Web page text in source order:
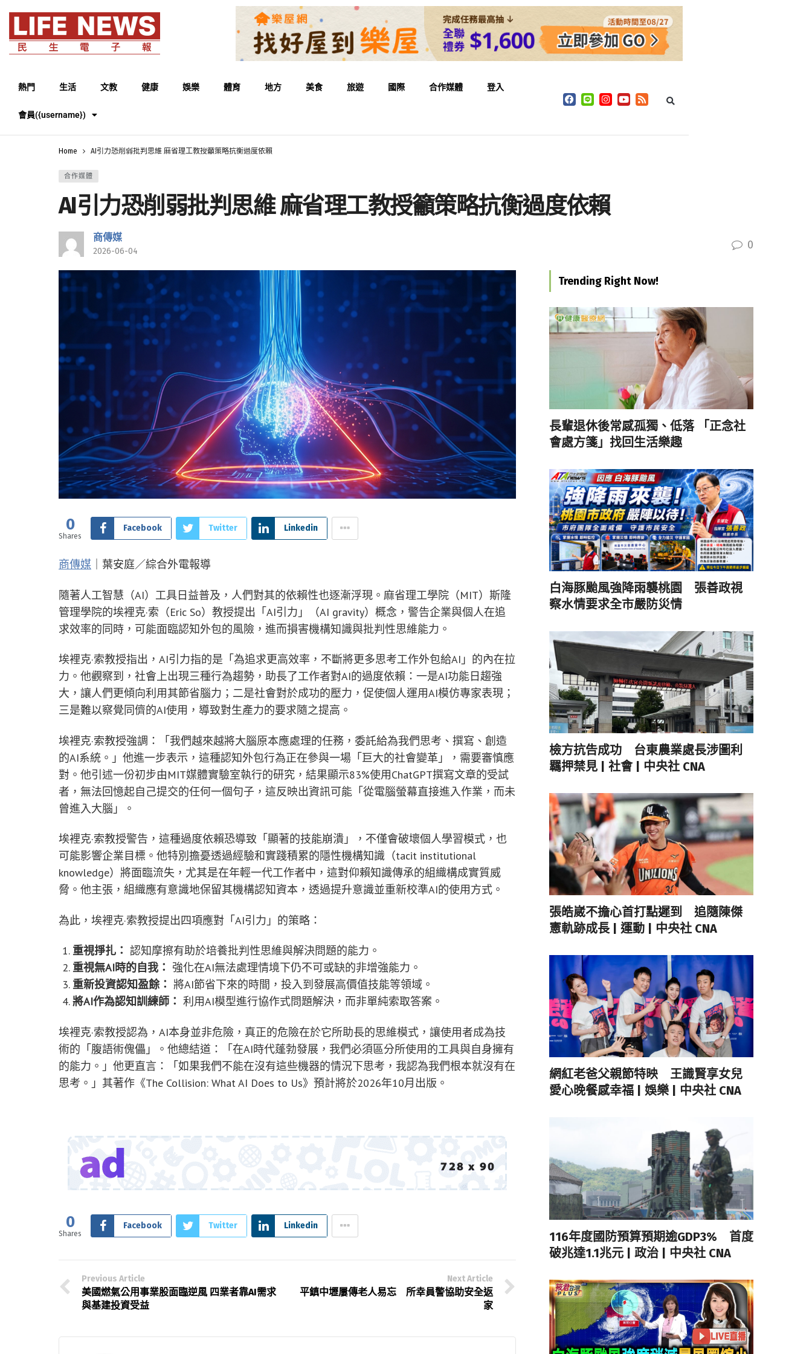
熱門 生活 文教 健康 娛樂 體育 地方 美食 旅遊 國際 合作媒體 登入
會員({username})
Home AI引力恐削弱批判思維 麻省理工教授籲策略抗衡過度依賴
合作媒體
AI引力恐削弱批判思維 麻省理工教授籲策略抗衡過度依賴
商傳媒
2026-06-04 0
0
Shares
Facebook Twitter Linkedin
商傳媒 ｜葉安庭／綜合外電報導
隨著人工智慧（AI）工具日益普及，人們對其的依賴性也逐漸浮現。麻省理工學院（MIT）斯隆
管理學院的埃裡克·索（Eric So）教授提出「AI引力」（AI gravity）概念，警告企業與個人在追
求效率的同時，可能面臨認知外包的風險，進而損害機構知識與批判性思維能力。
埃裡克·索教授指出，AI引力指的是「為追求更高效率，不斷將更多思考工作外包給AI」的內在拉
力。他觀察到，社會上出現三種行為趨勢，助長了工作者對AI的過度依賴：一是AI功能日趨強
大，讓人們更傾向利用其節省腦力；二是社會對於成功的壓力，促使個人運用AI模仿專家表現；
三是難以察覺同儕的AI使用，導致對生產力的要求隨之提高。
埃裡克·索教授強調：「我們越來越將大腦原本應處理的任務，委託給為我們思考、撰寫、創造
的AI系統。」他進一步表示，這種認知外包行為正在參與一場「巨大的社會變革」，需要審慎應
對。他引述一份初步由MIT媒體實驗室執行的研究，結果顯示83%使用ChatGPT撰寫文章的受試
者，無法回憶起自己提交的任何一個句子，這反映出資訊可能「從電腦螢幕直接進入作業，而未
曾進入大腦」。
埃裡克·索教授警告，這種過度依賴恐導致「顯著的技能崩潰」，不僅會破壞個人學習模式，也
可能影響企業目標。他特別擔憂透過經驗和實踐積累的隱性機構知識（tacit institutional
knowledge）將面臨流失，尤其是在年輕一代工作者中，這對仰賴知識傳承的組織構成實質威
脅。他主張，組織應有意識地保留其機構認知資本，透過提升意識並重新校準AI的使用方式。
為此，埃裡克·索教授提出四項應對「AI引力」的策略：
重視掙扎： 認知摩擦有助於培養批判性思維與解決問題的能力。
重視無AI時的自我： 強化在AI無法處理情境下仍不可或缺的非增強能力。
重新投資認知盈餘： 將AI節省下來的時間，投入到發展高價值技能等領域。
將AI作為認知訓練師： 利用AI模型進行協作式問題解決，而非單純索取答案。
埃裡克·索教授認為，AI本身並非危險，真正的危險在於它所助長的思維模式，讓使用者成為技
術的「腹語術傀儡」。他總結道：「在AI時代蓬勃發展，我們必須區分所使用的工具與自身擁有
的能力。」他更直言：「如果我們不能在沒有這些機器的情況下思考，我認為我們根本就沒有在
思考。」其著作《The Collision: What AI Does to Us》預計將於2026年10月出版。
0
Shares
Facebook Twitter Linkedin
Previous Article
美國燃氣公用事業股面臨逆風 四業者靠AI需求
與基建投資受益
Next Article
平鎮中壢屢傳老人易忘 所幸員警協助安全返
家
Trending Right Now!
長輩退休後常感孤獨、低落 「正念社
會處方箋」找回生活樂趣
白海豚颱風強降雨襲桃園 張善政視
察水情要求全市嚴防災情
檢方抗告成功 台東農業處長涉圖利
羈押禁見 | 社會 | 中央社 CNA
張皓崴不擔心首打點遲到 追隨陳傑
憲軌跡成長 | 運動 | 中央社 CNA
網紅老爸父親節特映 王識賢享女兒
愛心晚餐感幸福 | 娛樂 | 中央社 CNA
116年度國防預算預期逾GDP3% 首度
破兆達1.1兆元 | 政治 | 中央社 CNA